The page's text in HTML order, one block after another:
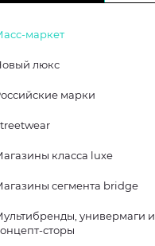
маркет
люкс
марки
класса luxe
сегмента bridge
универмаги и
сторы